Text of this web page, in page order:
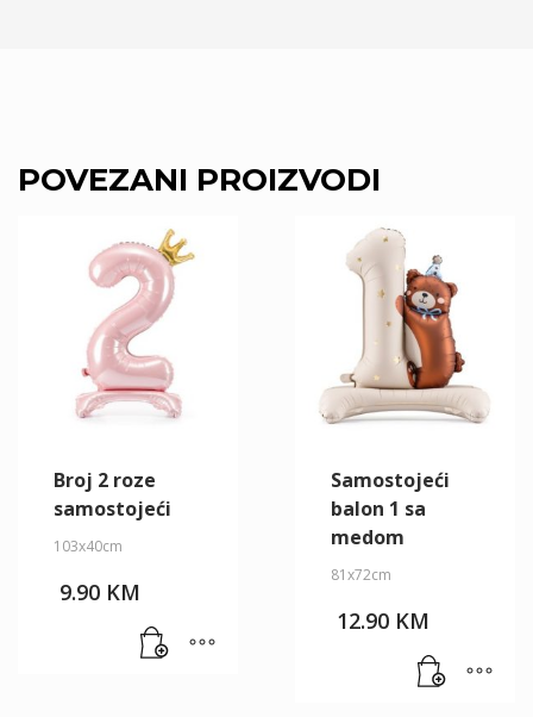
POVEZANI PROIZVODI
Broj 2 roze
samostojeći
103x40cm
9.90 KM
Samostojeći
balon 1 sa
medom
81x72cm
12.90 KM